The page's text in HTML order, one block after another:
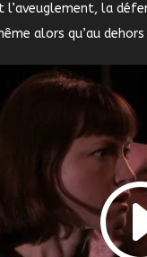
la
alors qu’au